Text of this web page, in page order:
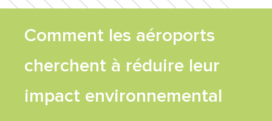
FEUILLE DE
TRAVAUX
Comment les aéroports
cherchent à réduire leur
impact environnemental